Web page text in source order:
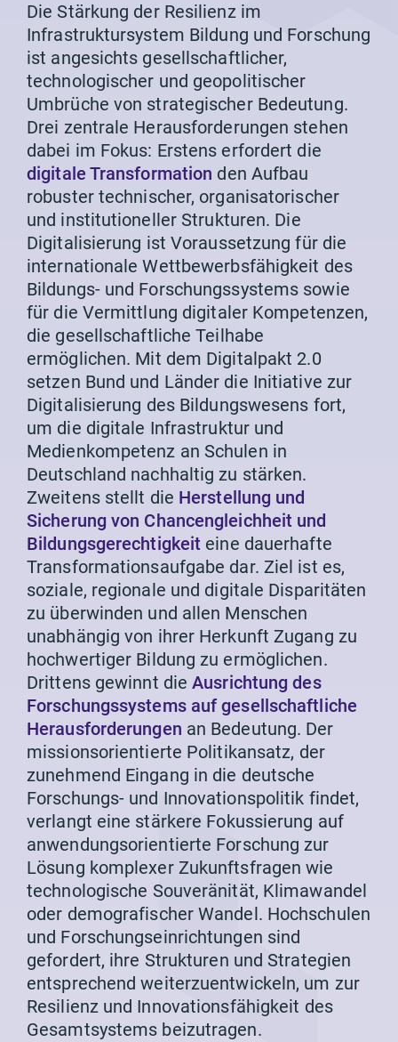
Die Stärkung der Resilienz im
Infrastruktursystem Bildung und Forschung
ist angesichts gesellschaftlicher,
technologischer und geopolitischer
Umbrüche von strategischer Bedeutung.
Drei zentrale Herausforderungen stehen
dabei im Fokus: Erstens erfordert die
digitale Transformation den Aufbau
robuster technischer, organisatorischer
und institutioneller Strukturen. Die
Digitalisierung ist Voraussetzung für die
internationale Wettbewerbsfähigkeit des
Bildungs- und Forschungssystems sowie
für die Vermittlung digitaler Kompetenzen,
die gesellschaftliche Teilhabe
ermöglichen. Mit dem Digitalpakt 2.0
setzen Bund und Länder die Initiative zur
Digitalisierung des Bildungswesens fort,
um die digitale Infrastruktur und
Medienkompetenz an Schulen in
Deutschland nachhaltig zu stärken.
Zweitens stellt die Herstellung und
Sicherung von Chancengleichheit und
Bildungsgerechtigkeit eine dauerhafte
Transformationsaufgabe dar. Ziel ist es,
soziale, regionale und digitale Disparitäten
zu überwinden und allen Menschen
unabhängig von ihrer Herkunft Zugang zu
hochwertiger Bildung zu ermöglichen.
Drittens gewinnt dieAusrichtung des
Forschungssystems auf gesellschaftliche
Herausforderungen an Bedeutung. Der
missionsorientierte Politikansatz, der
zunehmend Eingang in die deutsche
Forschungs- und Innovationspolitik findet,
verlangt eine stärkere Fokussierung auf
anwendungsorientierte Forschung zur
Lösung komplexer Zukunftsfragen wie
technologische Souveränität, Klimawandel
oder demografischer Wandel. Hochschulen
und Forschungseinrichtungen sind
gefordert, ihre Strukturen und Strategien
entsprechend weiterzuentwickeln, um zur
Resilienz und Innovationsfähigkeit des
Gesamtsystems beizutragen.